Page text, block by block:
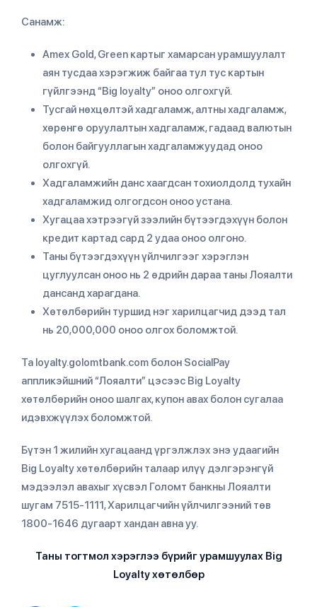
Санамж:
Amex Gold, Green картыг хамарсан урамшуулалт
аян тусдаа хэрэгжиж байгаа тул тус картын
гүйлгээнд “Big loyalty” оноо олгохгүй.
Тусгай нөхцөлтэй хадгаламж, алтны хадгаламж,
хөрөнгө оруулалтын хадгаламж, гадаад валютын
болон байгууллагын хадгаламжуудад оноо
олгохгүй.
Хадгаламжийн данс хаагдсан тохиолдолд тухайн
хадгаламжид олгогдсон оноо устана.
Хугацаа хэтрээгүй зээлийн бүтээгдэхүүн болон
кредит картад сард 2 удаа оноо олгоно.
Таны бүтээгдэхүүн үйлчилгээг хэрэглэн
цуглуулсан оноо нь 2 өдрийн дараа таны Лояалти
дансанд харагдана.
Хөтөлбөрийн туршид нэг харилцагчид дээд тал
нь 20,000,000 оноо олгох боломжтой.
Та loyalty.golomtbank.com болон SocialPay
аппликэйшний “Лояалти” цэсээс Big Loyalty
хөтөлбөрийн оноо шалгах, купон авах болон сугалаа
идэвхжүүлэх боломжтой.
Бүтэн 1 жилийн хугацаанд үргэлжлэх энэ удаагийн
Big Loyalty хөтөлбөрийн талаар илүү дэлгэрэнгүй
мэдээлэл авахыг хүсвэл Голомт банкны Лояалти
шугам 7515-1111, Харилцагчийн үйлчилгээний төв
1800-1646 дугаарт хандан авна уу.
Таны тогтмол хэрэглээ бүрийг урамшуулах Big
Loyalty хөтөлбөр